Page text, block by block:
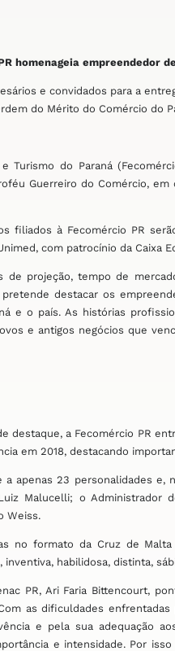
homenageia empreendedor
e convidados para a
do Mérito do Comércio do
Turismo do Paraná
Guerreiro do Comércio,
filiados à Fecomércio PR
com patrocínio da Caixa
de projeção, tempo de
destacar os
e o país. As histórias
e antigos negócios que
destaque, a Fecomércio PR
em 2018, destacando
a apenas 23 personalidades
Malucelli; o Administrador
Weiss.
no formato da Cruz de
habilidosa, distinta,
PR, Ari Faria Bittencourt,
as dificuldades
e pela sua adequação
e intensidade. Por